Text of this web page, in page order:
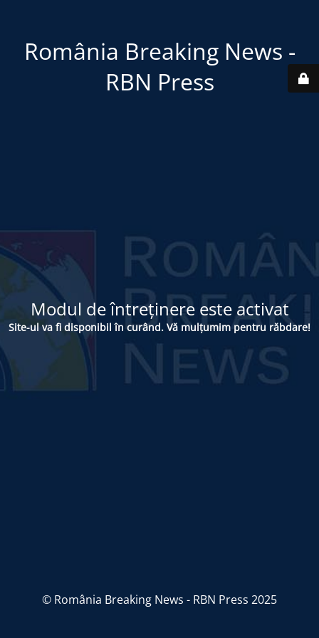
România Breaking News -
RBN Press
Modul de întreținere este activat
Site-ul va fi disponibil în curând. Vă mulțumim pentru răbdare!
© România Breaking News - RBN Press 2025